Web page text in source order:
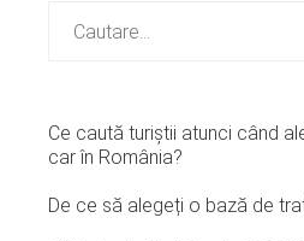
Ce caută turiștii atunci când
car în România?
De ce să alegeți o bază de